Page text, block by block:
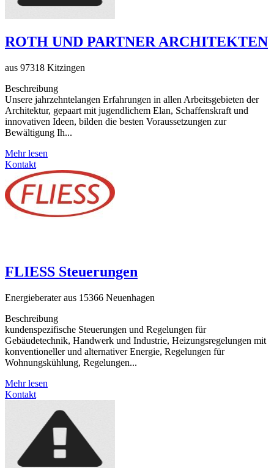
ROTH UND PARTNER ARCHITEKTEN
aus 97318 Kitzingen
Beschreibung
Unsere jahrzehntelangen Erfahrungen in allen Arbeitsgebieten der
Architektur, gepaart mit jugendlichem Elan, Schaffenskraft und
innovativen Ideen, bilden die besten Voraussetzungen zur
Bewältigung Ih...
Mehr lesen
Kontakt
FLIESS Steuerungen
Energieberater aus 15366 Neuenhagen
Beschreibung
kundenspezifische Steuerungen und Regelungen für
Gebäudetechnik, Handwerk und Industrie, Heizungsregelungen mit
konventioneller und alternativer Energie, Regelungen für
Wohnungskühlung, Regelungen...
Mehr lesen
Kontakt